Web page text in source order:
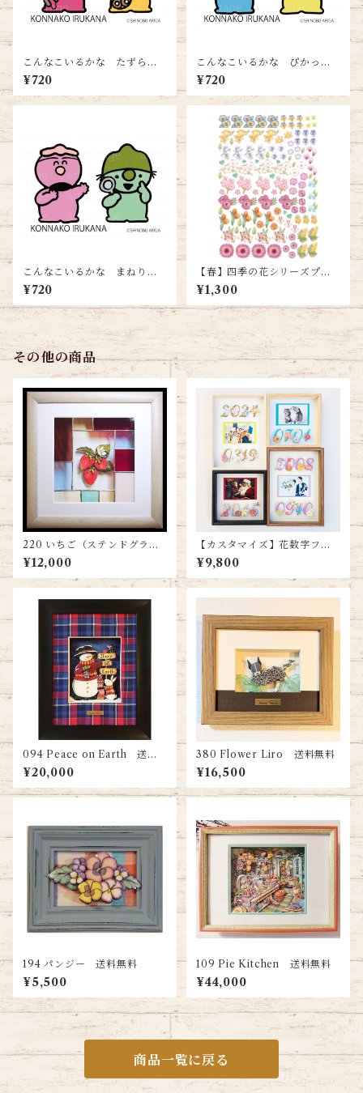
こんなこいるかな たずら＆
もぐもぐ＜ハガキサイズ＞送
料無料
¥720
こんなこいるかな ぴかっと
＆げらら＜ハガキサイズ＞送
料無料
¥720
こんなこいるかな まねりん
＆なあに＜ハガキサイズ＞送
料無料
¥720
【春】四季の花シリーズプリ
ント＜A4サイズ＞ 送料込み
¥1,300
その他の商品
220 いちご（ステンドグラス
額） 送料無料
¥12,000
【カスタマイズ】花数字フォ
トフレーム（スモールサイ
ズ）
¥9,800
094 Peace on Earth 送料
無料
¥20,000
380 Flower Liro 送料無料
¥16,500
194 パンジー 送料無料
¥5,500
109 Pie Kitchen 送料無料
¥44,000
商品一覧に戻る